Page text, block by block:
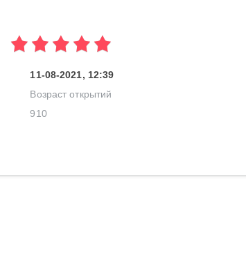
11-08-2021, 12:39
Возраст открытий
910